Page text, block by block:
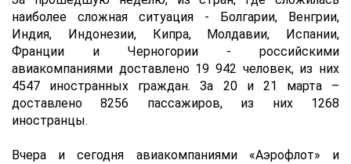
наиболее сложная ситуация - Болгарии, Венгрии,
Индия, Индонезии, Кипра, Молдавии, Испании,
Франции и Черногории - российскими
авиакомпаниями доставлено 19 942 человек, из них
4547 иностранных граждан. За 20 и 21 марта –
доставлено 8256 пассажиров, из них 1268
иностранцы.
Вчера и сегодня авиакомпаниями «Аэрофлот» и